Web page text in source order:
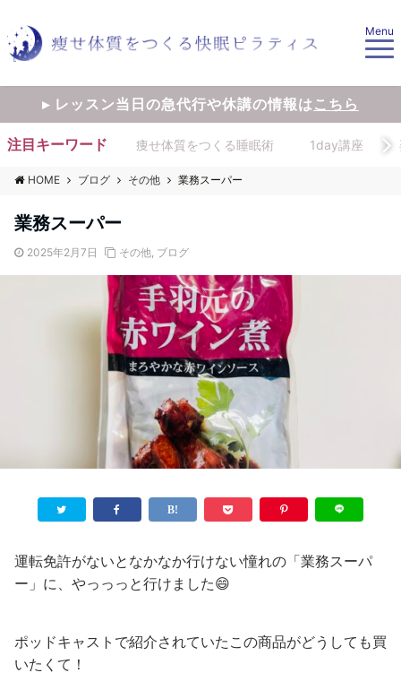
Menu
▸ レッスン当日の急代行や休講の情報はこちら
注目キーワード 痩せ体質をつくる睡眠術 1day講座
HOME ブログ その他 業務スーパー
業務スーパー
2025年2月7日 その他, ブログ
運転免許がないとなかなか行けない憧れの「業務スーパ
ー」に、やっっっと行けました😄
ポッドキャストで紹介されていたこの商品がどうしても買
いたくて！